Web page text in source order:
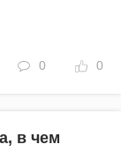
0 0
в чем